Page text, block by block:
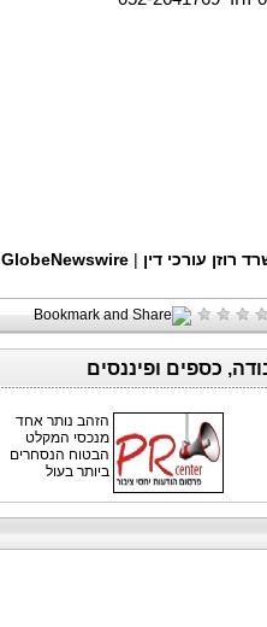
רוזן עורכי דין |
GlobeNewswire
כספים ופיננסים
הזהב נותר אחד
מנכסי המקלט
הבטוח הנסחרים
ביותר בעול